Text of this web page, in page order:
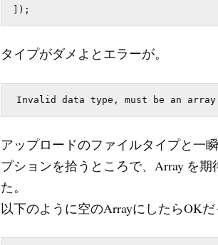
タイプがダメよとエラーが。
アップロードのファイルタイプと一
プションを拾うところで、Array を
た。
以下のように空のArrayにしたらOKだ